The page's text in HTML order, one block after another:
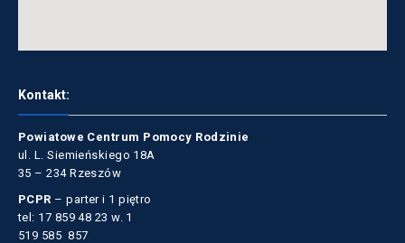
Kontakt:
Powiatowe Centrum Pomocy Rodzinie
ul. L. Siemieńskiego 18A
35 – 234 Rzeszów
PCPR – parter i 1 piętro
tel: 17 859 48 23 w. 1
519 585 857